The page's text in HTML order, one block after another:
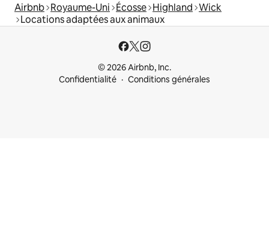
Airbnb Royaume-Uni Écosse Highland Wick
Locations adaptées aux animaux
© 2026 Airbnb, Inc.
Confidentialité
Conditions générales